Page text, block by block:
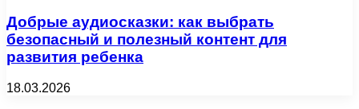
Добрые аудиосказки: как выбрать
безопасный и полезный контент для
развития ребенка
18.03.2026